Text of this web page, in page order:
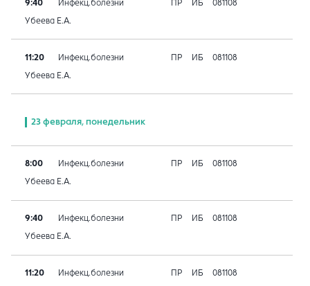
9:40 Инфекц.болезни ПР ИБ 081108
Убеева Е.А.
11:20 Инфекц.болезни ПР ИБ 081108
Убеева Е.А.
23 февраля, понедельник
8:00 Инфекц.болезни ПР ИБ 081108
Убеева Е.А.
9:40 Инфекц.болезни ПР ИБ 081108
Убеева Е.А.
11:20 Инфекц.болезни ПР ИБ 081108